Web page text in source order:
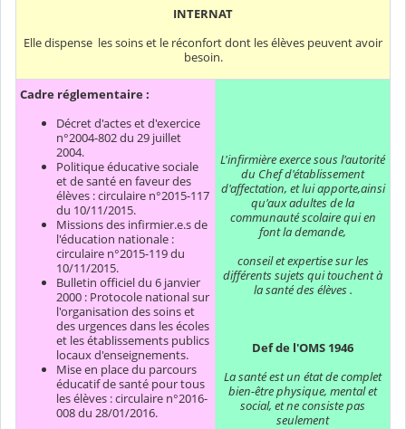
INTERNAT
Elle dispense les soins et le réconfort dont les élèves peuvent avoir
besoin.
Cadre réglementaire :
Décret d'actes et d'exercice
n°2004-802 du 29 juillet
2004.
Politique éducative sociale
et de santé en faveur des
élèves : circulaire n°2015-117
du 10/11/2015.
Missions des infirmier.e.s de
l'éducation nationale :
circulaire n°2015-119 du
10/11/2015.
Bulletin officiel du 6 janvier
2000 : Protocole national sur
l'organisation des soins et
des urgences dans les écoles
et les établissements publics
locaux d'enseignements.
Mise en place du parcours
éducatif de santé pour tous
les élèves : circulaire n°2016-
008 du 28/01/2016.
L'infirmière exerce sous l'autorité
du Chef d'établissement
d'affectation, et lui apporte,ainsi
qu'aux adultes de la
communauté scolaire qui en
font la demande,
conseil et expertise sur les
différents sujets qui touchent à
la santé des élèves .
Def de l'OMS 1946
La santé est un état de complet
bien-être physique, mental et
social, et ne consiste pas
seulement